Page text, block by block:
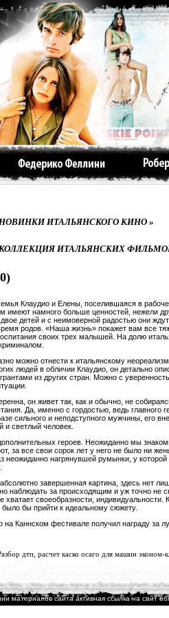
ИТАЛЬЯНСКОГО КИНО »
ИТАЛЬЯНСКИХ
Клаудио и Елены, поселившаяся в
имеют намного больше ценностей, нежели
детей и с неимоверной радостью они
родов. «Наша жизнь» покажет вам все
своих трех малышей. На долю
можно отнести к итальянскому
людей в обличии Клаудио, он детально
из других стран. Можно с
он живет так, как и обычно, не
Да, именно с гордостью, ведь главного
сильного и неподступного мужчины, его
и светлый человек.
героев. Неожиданно мы
за все свои сорок лет у него не было ни
неожиданно нагрянувшей румынки, у
завершенная картина, здесь нет
наблюдать за происходящим и уж точно не
своеобразности,
бы прийти к идеальному сюжету.
Каннском фестивале получил награду за
дтп, расчет каско осаго для машин эконом-
материалов сайта активная ссылка на сайт